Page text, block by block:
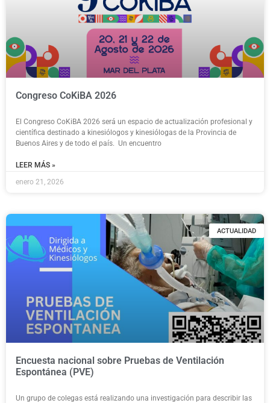
Congreso CoKiBA 2026
El Congreso CoKiBA 2026 será un espacio de actualización profesional y
científica destinado a kinesiólogos y kinesiólogas de la Provincia de
Buenos Aires y de todo el país. Un encuentro
LEER MÁS »
enero 21, 2026
ACTUALIDAD
Encuesta nacional sobre Pruebas de Ventilación
Espontánea (PVE)
Un grupo de colegas está realizando una investigación para describir las